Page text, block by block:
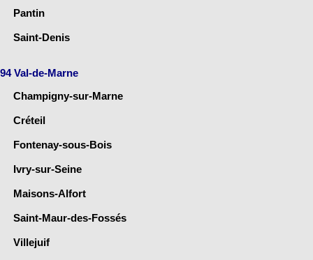
Pantin
Saint-Denis
94 Val-de-Marne
Champigny-sur-Marne
Créteil
Fontenay-sous-Bois
Ivry-sur-Seine
Maisons-Alfort
Saint-Maur-des-Fossés
Villejuif